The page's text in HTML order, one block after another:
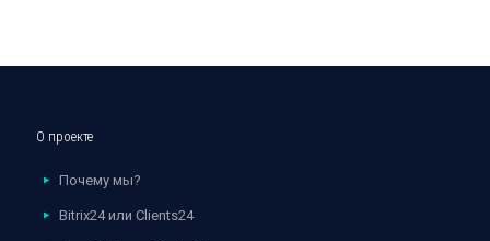
О проекте
Почему мы?
Bitrix24 или Clients24